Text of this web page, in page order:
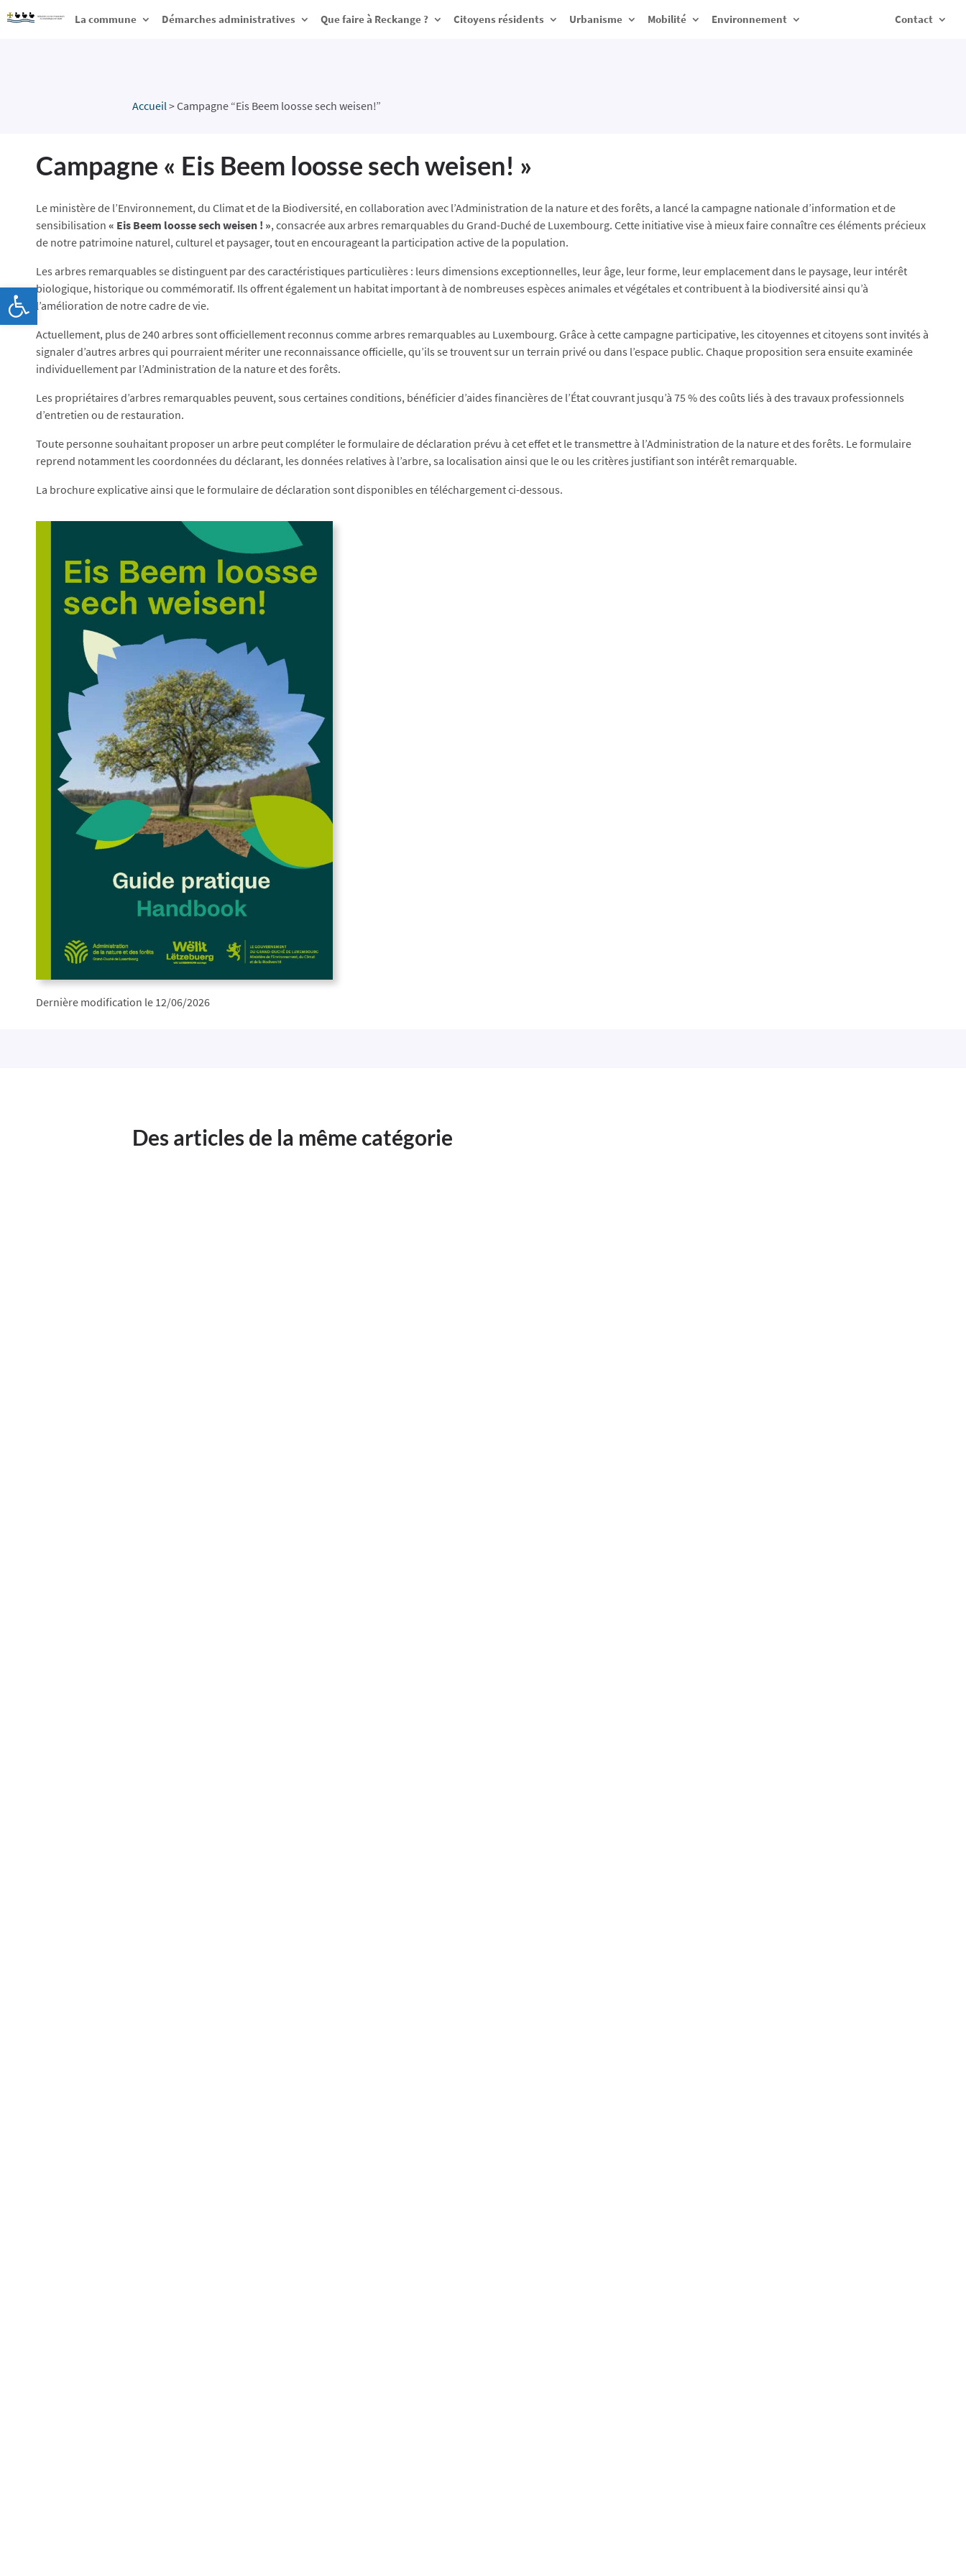
La commune Démarches administratives Que faire à Reckange ? Citoyens résidents Urbanisme Mobilité Environnement Contact
Accueil >Campagne “Eis Beem loosse sech weisen!”
Campagne « Eis Beem loosse sech weisen! »
Le ministère de l’Environnement, du Climat et de la Biodiversité, en collaboration avec l’Administration de la nature et des forêts, a lancé la campagne nationale d’information et de
sensibilisation « Eis Beem loosse sech weisen ! », consacrée aux arbres remarquables du Grand-Duché de Luxembourg. Cette initiative vise à mieux faire connaître ces éléments précieux
de notre patrimoine naturel, culturel et paysager, tout en encourageant la participation active de la population.
Les arbres remarquables se distinguent par des caractéristiques particulières : leurs dimensions exceptionnelles, leur âge, leur forme, leur emplacement dans le paysage, leur intérêt
biologique, historique ou commémoratif. Ils offrent également un habitat important à de nombreuses espèces animales et végétales et contribuent à la biodiversité ainsi qu’à
l’amélioration de notre cadre de vie.
Actuellement, plus de 240 arbres sont officiellement reconnus comme arbres remarquables au Luxembourg. Grâce à cette campagne participative, les citoyennes et citoyens sont invités à
signaler d’autres arbres qui pourraient mériter une reconnaissance officielle, qu’ils se trouvent sur un terrain privé ou dans l’espace public. Chaque proposition sera ensuite examinée
individuellement par l’Administration de la nature et des forêts.
Les propriétaires d’arbres remarquables peuvent, sous certaines conditions, bénéficier d’aides financières de l’État couvrant jusqu’à 75 % des coûts liés à des travaux professionnels
d’entretien ou de restauration.
Toute personne souhaitant proposer un arbre peut compléter le formulaire de déclaration prévu à cet effet et le transmettre à l’Administration de la nature et des forêts. Le formulaire
reprend notamment les coordonnées du déclarant, les données relatives à l’arbre, sa localisation ainsi que le ou les critères justifiant son intérêt remarquable.
La brochure explicative ainsi que le formulaire de déclaration sont disponibles en téléchargement ci-dessous.
Dernière modification le 12/06/2026
Des articles de la même catégorie
Ouvrir la barre d’outils